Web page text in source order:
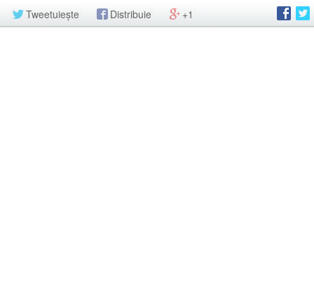
Tweetuiește Distribuie +1